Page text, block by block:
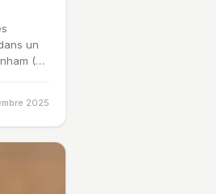
un
(5-
2025